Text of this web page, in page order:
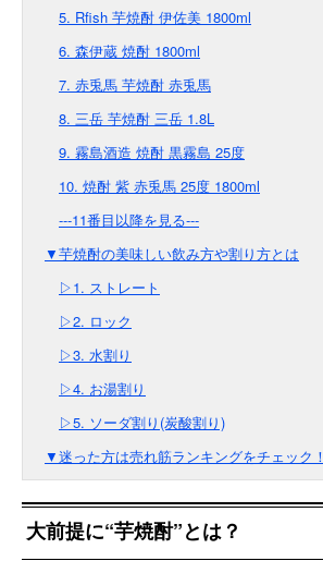
5. Rfish 芋焼酎 伊佐美 1800ml
6. 森伊蔵 焼酎 1800ml
7. 赤兎馬 芋焼酎 赤兎馬
8. 三岳 芋焼酎 三岳 1.8L
9. 霧島酒造 焼酎 黒霧島 25度
10. 焼酎 紫 赤兎馬 25度 1800ml
---11番目以降を見る---
▼芋焼酎の美味しい飲み方や割り方とは
▷1. ストレート
▷2. ロック
▷3. 水割り
▷4. お湯割り
▷5. ソーダ割り(炭酸割り)
▼迷った方は売れ筋ランキングをチェック！
大前提に“芋焼酎”とは？